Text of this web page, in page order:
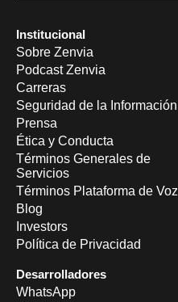
Institucional
Sobre Zenvia
Podcast Zenvia
Carreras
Seguridad de la Información
Prensa
Ética y Conducta
Términos Generales de
Servicios
Términos Plataforma de Voz
Blog
Investors
Política de Privacidad
Desarrolladores
WhatsApp